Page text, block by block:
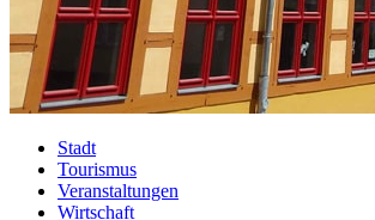
Stadt
Tourismus
Veranstaltungen
Wirtschaft